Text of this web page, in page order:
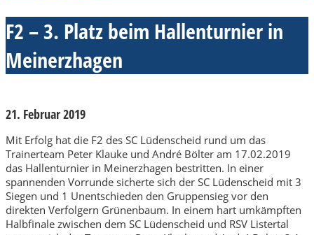
F2 – 3. Platz beim Hallenturnier in
Meinerzhagen
21. Februar 2019
Mit Erfolg hat die F2 des SC Lüdenscheid rund um das
Trainerteam Peter Klauke und André Bölter am 17.02.2019
das Hallenturnier in Meinerzhagen bestritten. In einer
spannenden Vorrunde sicherte sich der SC Lüdenscheid mit 3
Siegen und 1 Unentschieden den Gruppensieg vor den
direkten Verfolgern Grünenbaum. In einem hart umkämpften
Halbfinale zwischen dem SC Lüdenscheid und RSV Listertal